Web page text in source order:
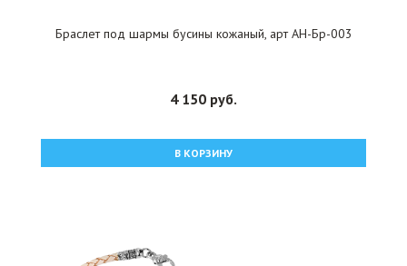
Браслет под шармы бусины кожаный, арт АН-Бр-003
4 150 руб.
В КОРЗИНУ